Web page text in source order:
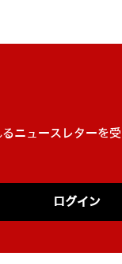
ニュースレターを
ログイン